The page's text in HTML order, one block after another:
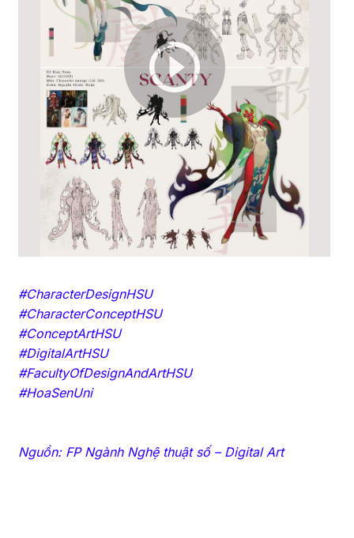
#CharacterDesignHSU
#CharacterConceptHSU
#ConceptArtHSU
#DigitalArtHSU
#FacultyOfDesignAndArtHSU
#HoaSenUni
Nguồn: FP Ngành Nghệ thuật số – Digital Art